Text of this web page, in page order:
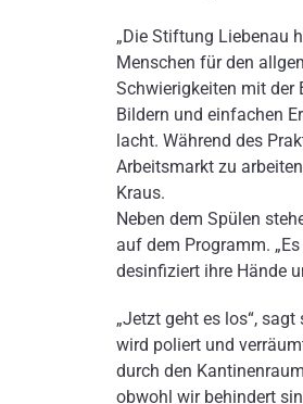
„Die Stiftung Liebenau
Menschen für den
Schwierigkeiten mit der
Bildern und einfachen
lacht. Während des
Arbeitsmarkt zu
Kraus.
Neben dem Spülen
auf dem Programm.
desinfiziert ihre Hände
„Jetzt geht es los“,
wird poliert und
durch den
obwohl wir behindert